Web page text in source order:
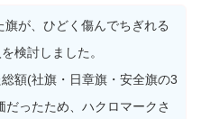
が、ひどく傷んでちぎれる
検討しました。
額(社旗・日章旗・安全旗の3
だったため、ハクロマークさ